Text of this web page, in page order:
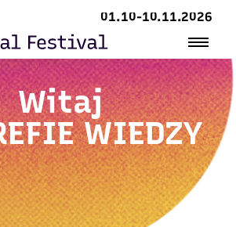
01.10-10.11.2026
Witaj
WIEDZY